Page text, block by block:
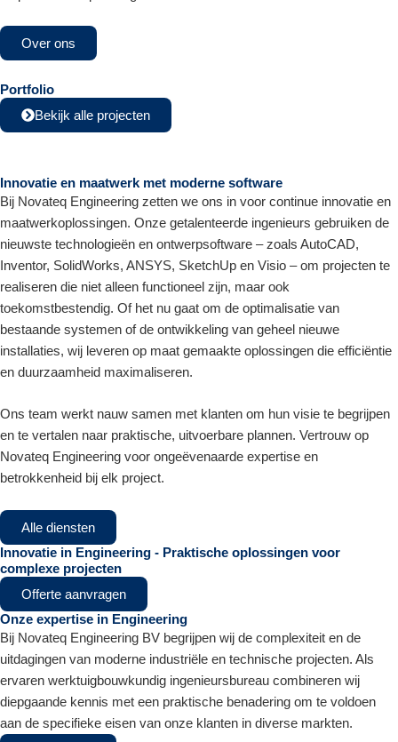
Over ons
Portfolio
Bekijk alle projecten
Innovatie en maatwerk met moderne software
Bij Novateq Engineering zetten we ons in voor continue innovatie en
maatwerkoplossingen. Onze getalenteerde ingenieurs gebruiken de
nieuwste technologieën en ontwerpsoftware – zoals AutoCAD,
Inventor, SolidWorks, ANSYS, SketchUp en Visio – om projecten te
realiseren die niet alleen functioneel zijn, maar ook
toekomstbestendig. Of het nu gaat om de optimalisatie van
bestaande systemen of de ontwikkeling van geheel nieuwe
installaties, wij leveren op maat gemaakte oplossingen die efficiëntie
en duurzaamheid maximaliseren.
Ons team werkt nauw samen met klanten om hun visie te begrijpen
en te vertalen naar praktische, uitvoerbare plannen. Vertrouw op
Novateq Engineering voor ongeëvenaarde expertise en
betrokkenheid bij elk project.
Alle diensten
Innovatie in Engineering - Praktische oplossingen voor
complexe projecten
Offerte aanvragen
Onze expertise in Engineering
Bij Novateq Engineering BV begrijpen wij de complexiteit en de
uitdagingen van moderne industriële en technische projecten. Als
ervaren werktuigbouwkundig ingenieursbureau combineren wij
diepgaande kennis met een praktische benadering om te voldoen
aan de specifieke eisen van onze klanten in diverse markten.